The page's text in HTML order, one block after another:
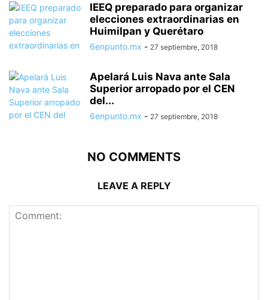
IEEQ preparado para organizar
elecciones extraordinarias en
Huimilpan y Querétaro
6enpunto.mx - 27 septiembre, 2018
Apelará Luis Nava ante Sala
Superior arropado por el CEN
del...
6enpunto.mx - 27 septiembre, 2018
NO COMMENTS
LEAVE A REPLY